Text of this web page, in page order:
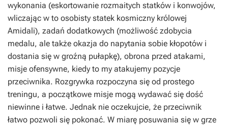
wykonania (eskortowanie rozmaitych statków i konwojów,
wliczając w to osobisty statek kosmiczny królowej
Amidali), zadań dodatkowych (możliwość zdobycia
medalu, ale także okazja do napytania sobie kłopotów i
dostania się w groźną pułapkę), obrona przed atakami,
misje ofensywne, kiedy to my atakujemy pozycje
przeciwnika. Rozgrywka rozpoczyna się od prostego
treningu, a początkowe misje mogą wydawać się dość
niewinne i łatwe. Jednak nie oczekujcie, że przeciwnik
łatwo pozwoli się pokonać. W miarę posuwania się w grze